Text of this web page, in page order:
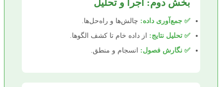
بخش دوم: اجرا و تحلیل
✅ جمع‌آوری داده: چالش‌ها و راه‌حل‌ها.
✅ تحلیل نتایج: از داده خام تا کشف الگوها.
✅ نگارش فصول: انسجام و منطق.